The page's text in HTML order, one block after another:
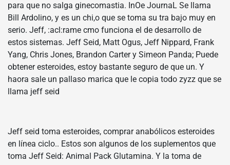
para que no salga ginecomastia. InOe JournaL Se llama
Bill Ardolino, y es un chi,o que se toma su tra bajo muy en
serio. Jeff, :acl:rame cmo funciona el de desarrollo de
estos sistemas. Jeff Seid, Matt Ogus, Jeff Nippard, Frank
Yang, Chris Jones, Brandon Carter y Simeon Panda; Puede
obtener esteroides, estoy bastante seguro de que un. Y
haora sale un pallaso marica que le copia todo zyzz que se
llama jeff seid
Jeff seid toma esteroides, comprar anabólicos esteroides
en línea ciclo.. Estos son algunos de los suplementos que
toma Jeff Seid: Animal Pack Glutamina. Y la toma de